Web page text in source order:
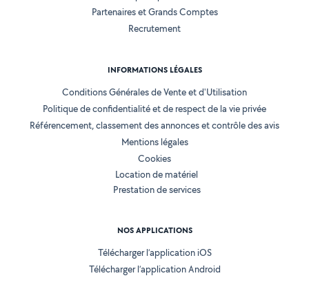
Partenaires et Grands Comptes
Recrutement
INFORMATIONS LÉGALES
Conditions Générales de Vente et d'Utilisation
Politique de confidentialité et de respect de la vie privée
Référencement, classement des annonces et contrôle des avis
Mentions légales
Cookies
Location de matériel
Prestation de services
NOS APPLICATIONS
Télécharger l’application iOS
Télécharger l’application Android